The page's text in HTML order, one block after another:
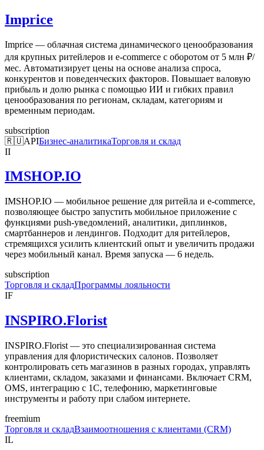
Imprice
Imprice — облачная система динамического ценообразования
для крупных ритейлеров и e-commerce с оборотом от 5 млн ₽/
мес. Автоматизирует цены на основе анализа спроса,
конкурентов и поведенческих факторов. Повышает валовую
прибыль и долю рынка с помощью ИИ и гибких правил
ценообразования по регионам, складам, категориям и
временным периодам.
subscription
🇷🇺APIБизнес-аналитикаТорговля и склад
II
IMSHOP.IO
IMSHOP.IO — мобильное решение для ритейла и e-commerce,
позволяющее быстро запустить мобильное приложение с
функциями push-уведомлений, аналитики, диплинков,
смартбаннеров и лендингов. Подходит для ритейлеров,
стремящихся усилить клиентский опыт и увеличить продажи
через мобильный канал. Время запуска — 6 недель.
subscription
Торговля и складПрограммы лояльности
IF
INSPIRO.Florist
INSPIRO.Florist — это специализированная система
управления для флористических салонов. Позволяет
контролировать сеть магазинов в разных городах, управлять
клиентами, складом, заказами и финансами. Включает CRM,
OMS, интеграцию с 1С, телефонию, маркетинговые
инструменты и работу при слабом интернете.
freemium
Торговля и складВзаимоотношения с клиентами (CRM)
IL